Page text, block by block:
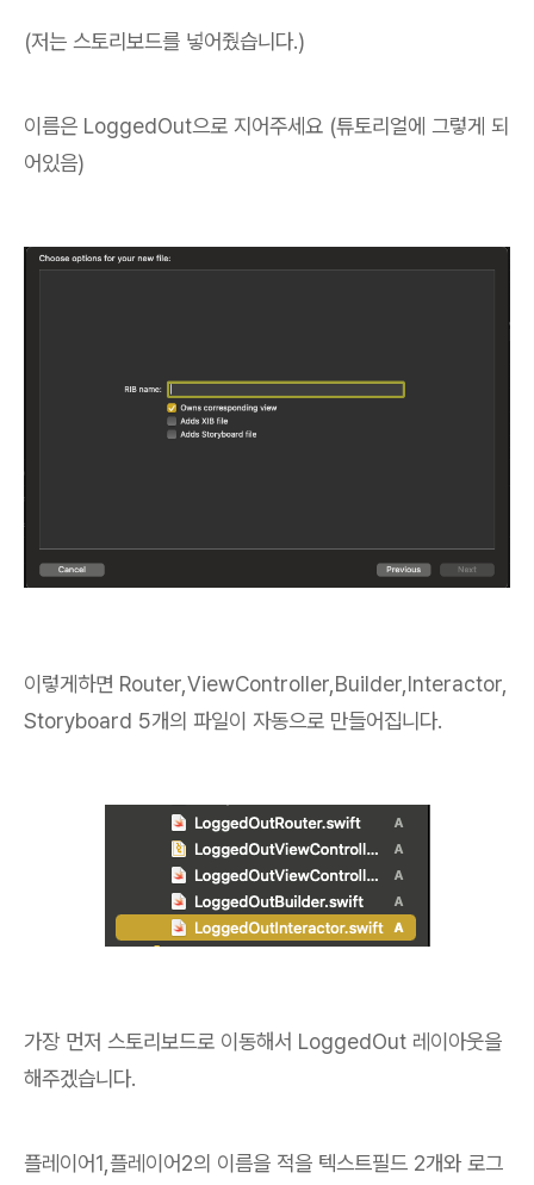
(저는 스토리보드를 넣어줬습니다.)
이름은 LoggedOut으로 지어주세요 (튜토리얼에 그렇게 되
어있음)
이렇게하면 Router,ViewController,Builder,Interactor,
Storyboard 5개의 파일이 자동으로 만들어집니다.
가장 먼저 스토리보드로 이동해서 LoggedOut 레이아웃을
해주겠습니다.
플레이어1,플레이어2의 이름을 적을 텍스트필드 2개와 로그